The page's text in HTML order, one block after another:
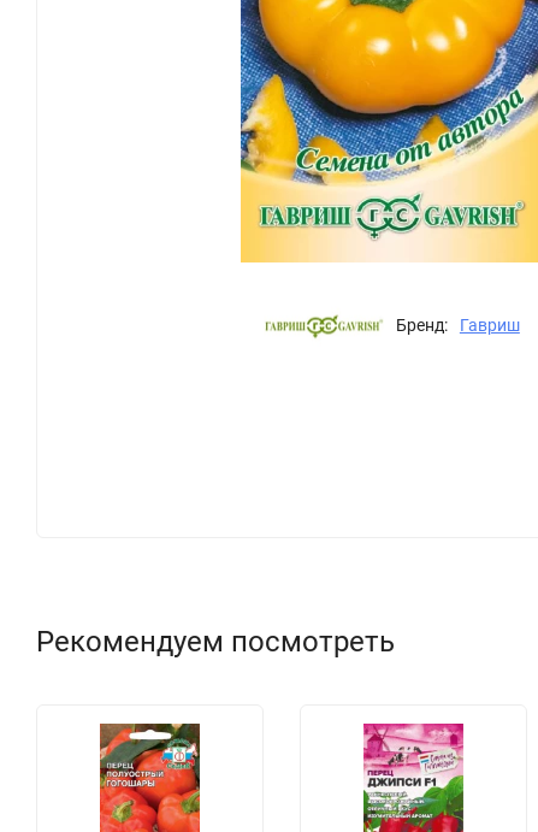
Бренд: Гавриш
Рекомендуем посмотреть